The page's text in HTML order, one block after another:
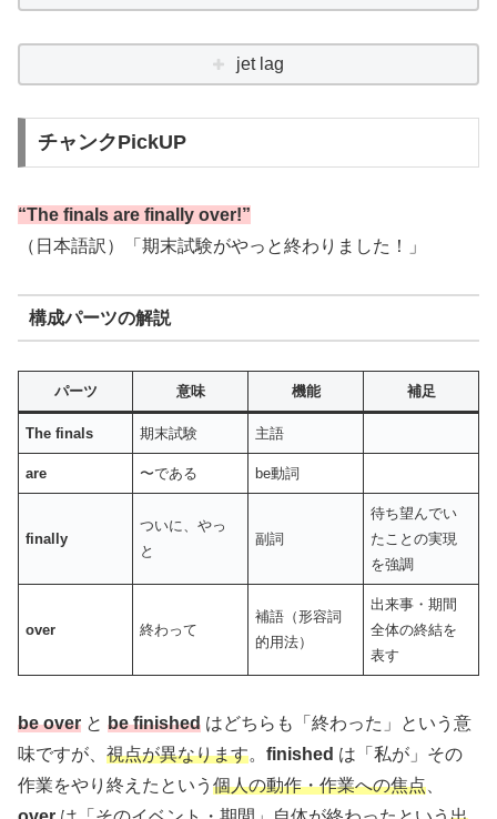
jet lag
チャンクPickUP
“The finals are finally over!”
（日本語訳）「期末試験がやっと終わりました！」
構成パーツの解説
パーツ 意味 機能 補足
The finals 期末試験 主語
are 〜である be動詞
finally
ついに、やっ
と
副詞
待ち望んでい
たことの実現
を強調
over 終わって
補語（形容詞
的用法）
出来事・期間
全体の終結を
表す
be over と be finished はどちらも「終わった」という意
味ですが、 視点が異なります。 finished は「私が」その
作業をやり終えたという 個人の動作・作業への焦点